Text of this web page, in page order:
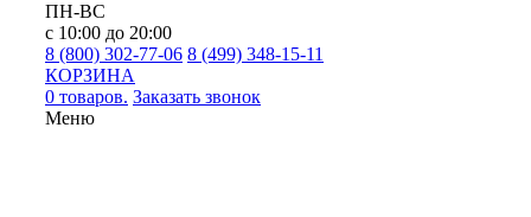
ПН-ВС
с 10:00 до 20:00
8 (800) 302-77-06 8 (499) 348-15-11
КОРЗИНА
0 товаров. Заказать звонок
Меню